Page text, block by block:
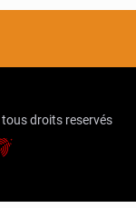
tous droits reservés